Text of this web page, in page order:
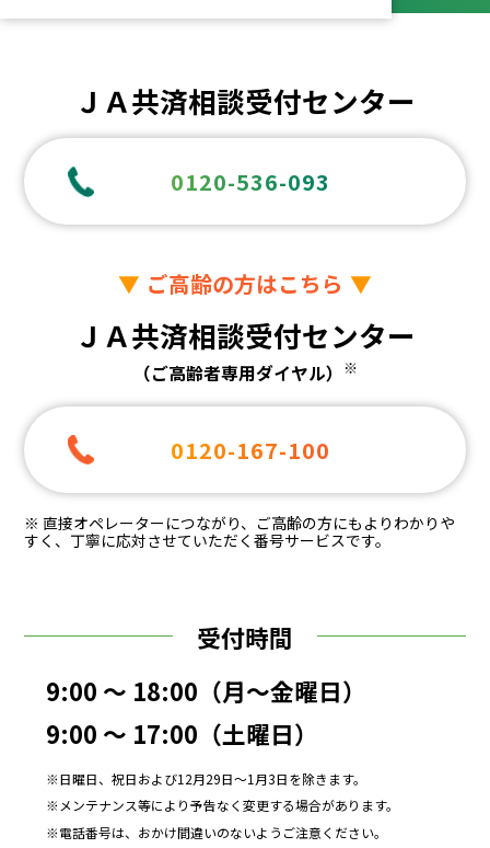
ＪＡ共済相談受付センター
0120-536-093
ご高齢の方はこちら
ＪＡ共済相談受付センター
（ご高齢者専用ダイヤル） ※
0120-167-100
※ 直接オペレーターにつながり、ご高齢の方にもよりわかりや
すく、丁寧に応対させていただく番号サービスです。
受付時間
9:00 ～ 18:00（月～金曜日）
9:00 ～ 17:00（土曜日）
日曜日、祝日および12月29日～1月3日を除きます。
メンテナンス等により予告なく変更する場合があります。
電話番号は、おかけ間違いのないようご注意ください。